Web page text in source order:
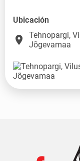
Ubicación
place
Tehnopargi,
Jõgevamaa